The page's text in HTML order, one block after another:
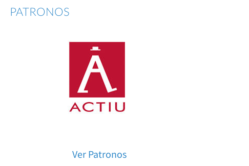
PATRONOS
Ver Patronos